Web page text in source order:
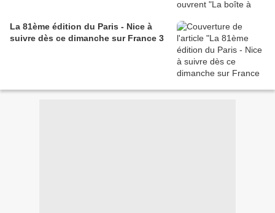
La 81ème édition du Paris - Nice à
suivre dès ce dimanche sur France 3